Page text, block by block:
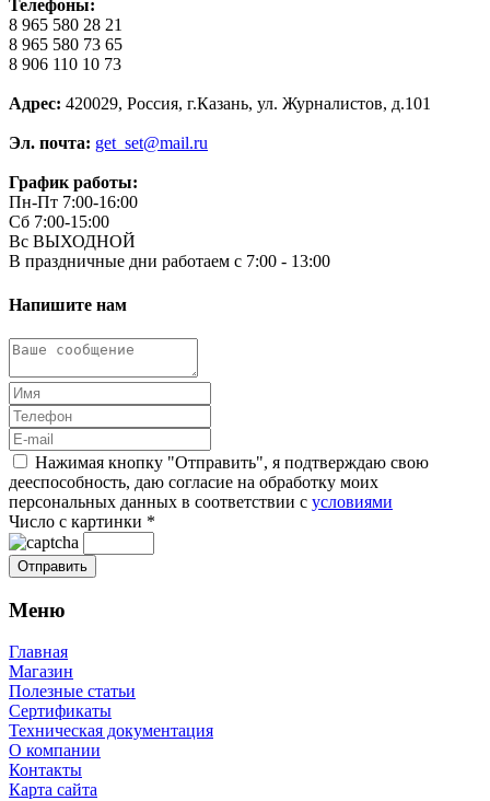
Телефоны:
8 965 580 28 21
8 965 580 73 65
8 906 110 10 73
Адрес: 420029, Россия, г.Казань, ул. Журналистов, д.101
Эл. почта: get_set@mail.ru
График работы:
Пн-Пт 7:00-16:00
Сб 7:00-15:00
Вс ВЫХОДНОЙ
В праздничные дни работаем с 7:00 - 13:00
Напишите нам
Нажимая кнопку "Отправить", я подтверждаю свою
дееспособность, даю согласие на обработку моих
персональных данных в соответствии с условиями
Число с картинки *
Меню
Главная
Магазин
Полезные статьи
Сертификаты
Техническая документация
О компании
Контакты
Карта сайта